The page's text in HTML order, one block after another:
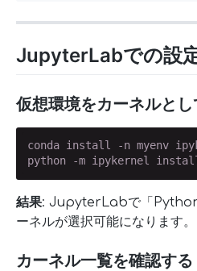
JupyterLabでの設
仮想環境をカーネルと
conda install -n myenv
python -m ipykernel
結果: JupyterLabで「Python
ーネルが選択可能になります。
カーネル一覧を確認する